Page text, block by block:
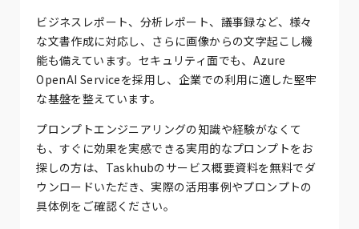
ビジネスレポート、分析レポート、議事録など、様々
な文書作成に対応し、さらに画像からの文字起こし機
能も備えています。セキュリティ面でも、Azure
OpenAI Serviceを採用し、企業での利用に適した堅牢
な基盤を整えています。
プロンプトエンジニアリングの知識や経験がなくて
も、すぐに効果を実感できる実用的なプロンプトをお
探しの方は、Taskhubのサービス概要資料を無料でダ
ウンロードいただき、実際の活用事例やプロンプトの
具体例をご確認ください。